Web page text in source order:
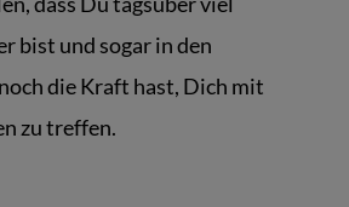
bist und sogar in den
die Kraft hast, Dich mit
zu treffen.